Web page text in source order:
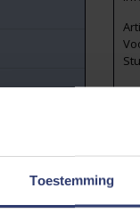
Toestemming